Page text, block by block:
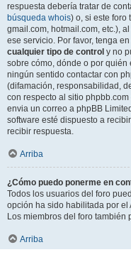
respuesta debería tratar de
búsqueda whois) o, si este foro
gmail.com, hotmail.com, etc.),
ese servicio. Por favor, tenga
cualquier tipo de control y no
sobre cómo, dónde o por quién
ningún sentido contactar con
(difamación, responsabilidad,
con respecto al sitio
envia un correo a phpBB Limited
software esté dispuesto a
recibir respuesta.
Arriba
¿Cómo puedo ponerme en
Todos los usuarios del foro
opción ha sido habilitada por el
Los miembros del foro también
Arriba